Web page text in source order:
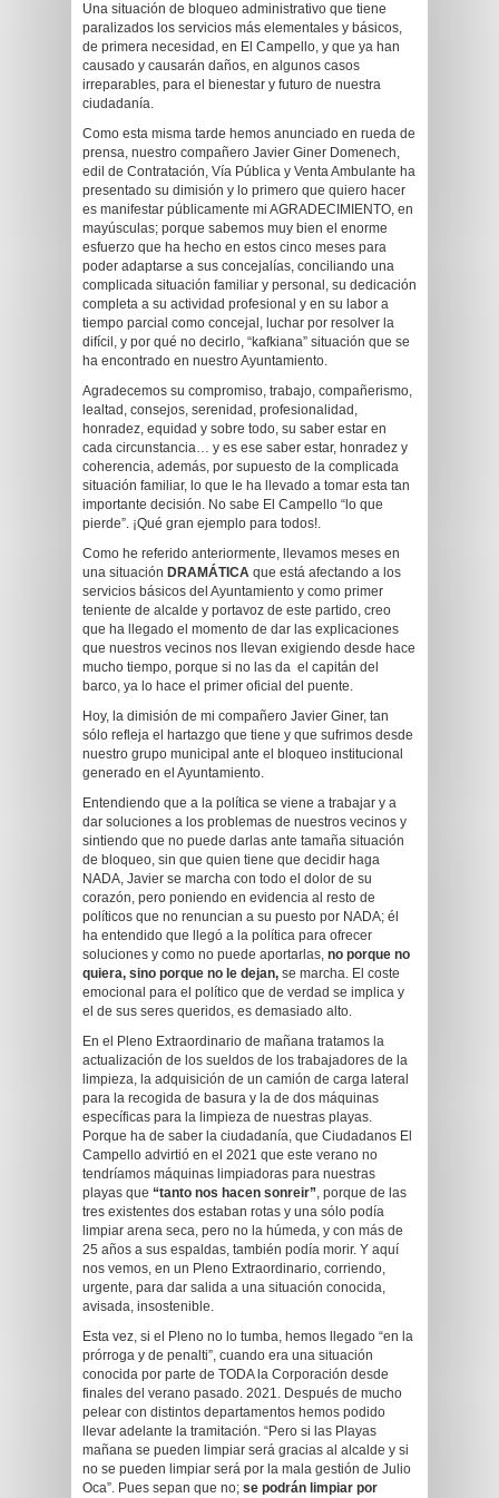
Una situación de bloqueo administrativo que tiene
paralizados los servicios más elementales y básicos,
de primera necesidad, en El Campello, y que ya han
causado y causarán daños, en algunos casos
irreparables, para el bienestar y futuro de nuestra
ciudadanía.
Como esta misma tarde hemos anunciado en rueda de
prensa, nuestro compañero Javier Giner Domenech,
edil de Contratación, Vía Pública y Venta Ambulante ha
presentado su dimisión y lo primero que quiero hacer
es manifestar públicamente mi AGRADECIMIENTO, en
mayúsculas; porque sabemos muy bien el enorme
esfuerzo que ha hecho en estos cinco meses para
poder adaptarse a sus concejalías, conciliando una
complicada situación familiar y personal, su dedicación
completa a su actividad profesional y en su labor a
tiempo parcial como concejal, luchar por resolver la
difícil, y por qué no decirlo, “kafkiana” situación que se
ha encontrado en nuestro Ayuntamiento.
Agradecemos su compromiso, trabajo, compañerismo,
lealtad, consejos, serenidad, profesionalidad,
honradez, equidad y sobre todo, su saber estar en
cada circunstancia… y es ese saber estar, honradez y
coherencia, además, por supuesto de la complicada
situación familiar, lo que le ha llevado a tomar esta tan
importante decisión. No sabe El Campello “lo que
pierde”. ¡Qué gran ejemplo para todos!.
Como he referido anteriormente, llevamos meses en
una situación DRAMÁTICA que está afectando a los
servicios básicos del Ayuntamiento y como primer
teniente de alcalde y portavoz de este partido, creo
que ha llegado el momento de dar las explicaciones
que nuestros vecinos nos llevan exigiendo desde hace
mucho tiempo, porque si no las da el capitán del
barco, ya lo hace el primer oficial del puente.
Hoy, la dimisión de mi compañero Javier Giner, tan
sólo refleja el hartazgo que tiene y que sufrimos desde
nuestro grupo municipal ante el bloqueo institucional
generado en el Ayuntamiento.
Entendiendo que a la política se viene a trabajar y a
dar soluciones a los problemas de nuestros vecinos y
sintiendo que no puede darlas ante tamaña situación
de bloqueo, sin que quien tiene que decidir haga
NADA, Javier se marcha con todo el dolor de su
corazón, pero poniendo en evidencia al resto de
políticos que no renuncian a su puesto por NADA; él
ha entendido que llegó a la política para ofrecer
soluciones y como no puede aportarlas, no porque no
quiera, sino porque no le dejan, se marcha. El coste
emocional para el político que de verdad se implica y
el de sus seres queridos, es demasiado alto.
En el Pleno Extraordinario de mañana tratamos la
actualización de los sueldos de los trabajadores de la
limpieza, la adquisición de un camión de carga lateral
para la recogida de basura y la de dos máquinas
específicas para la limpieza de nuestras playas.
Porque ha de saber la ciudadanía, que Ciudadanos El
Campello advirtió en el 2021 que este verano no
tendríamos máquinas limpiadoras para nuestras
playas que “tanto nos hacen sonreir”, porque de las
tres existentes dos estaban rotas y una sólo podía
limpiar arena seca, pero no la húmeda, y con más de
25 años a sus espaldas, también podía morir. Y aquí
nos vemos, en un Pleno Extraordinario, corriendo,
urgente, para dar salida a una situación conocida,
avisada, insostenible.
Esta vez, si el Pleno no lo tumba, hemos llegado “en la
prórroga y de penalti”, cuando era una situación
conocida por parte de TODA la Corporación desde
finales del verano pasado. 2021. Después de mucho
pelear con distintos departamentos hemos podido
llevar adelante la tramitación. “Pero si las Playas
mañana se pueden limpiar será gracias al alcalde y si
no se pueden limpiar será por la mala gestión de Julio
Oca”. Pues sepan que no; se podrán limpiar por